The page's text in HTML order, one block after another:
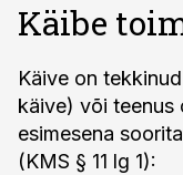
Käibe
Käive on
käive) või teenus
esimesena
(KMS § 11 lg 1):